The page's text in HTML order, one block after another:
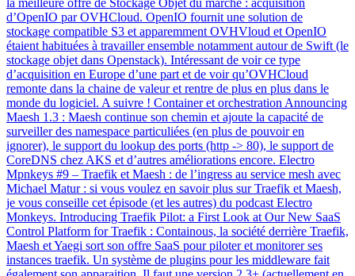
la meilleure offre de Stockage Objet du marché : acquisition
d’OpenIO par OVHCloud. OpenIO fournit une solution de
stockage compatible S3 et apparemment OVHVloud et OpenIO
étaient habituées à travailler ensemble notamment autour de Swift (le
stockage objet dans Openstack). Intéressant de voir ce type
d’acquisition en Europe d’une part et de voir qu’OVHCloud
remonte dans la chaine de valeur et rentre de plus en plus dans le
monde du logiciel. A suivre ! Container et orchestration Announcing
Maesh 1.3 : Maesh continue son chemin et ajoute la capacité de
surveiller des namespace particuliées (en plus de pouvoir en
ignorer), le support du lookup des ports (http -> 80), le support de
CoreDNS chez AKS et d’autres améliorations encore. Electro
Mpnkeys #9 – Traefik et Maesh : de l’ingress au service mesh avec
Michael Matur : si vous voulez en savoir plus sur Traefik et Maesh,
je vous conseille cet épisode (et les autres) du podcast Electro
Monkeys. Introducing Traefik Pilot: a First Look at Our New SaaS
Control Platform for Traefik : Containous, la société derrière Traefik,
Maesh et Yaegi sort son offre SaaS pour piloter et monitorer ses
instances traefik. Un système de plugins pour les middleware fait